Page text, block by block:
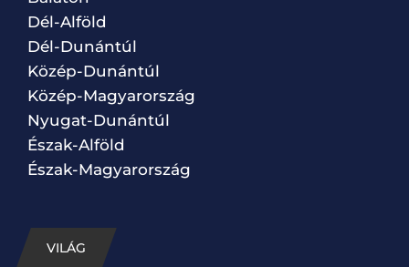
Dél-Alföld
Dél-Dunántúl
Közép-Dunántúl
Közép-Magyarország
Nyugat-Dunántúl
Észak-Alföld
Észak-Magyarország
VILÁG